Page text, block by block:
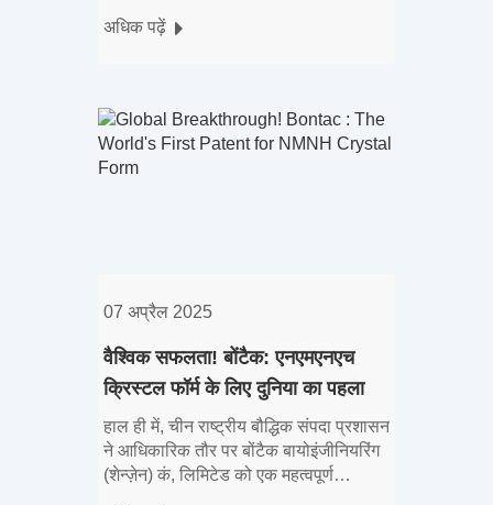
प्रदर्शन करके वैश्विक ध्यान आकर्षित किया।
अधिक पढ़ें
07 अप्रैल 2025
वैश्विक सफलता! बोंटैक: एनएमएनएच
क्रिस्टल फॉर्म के लिए दुनिया का पहला
पेटेंट
हाल ही में, चीन राष्ट्रीय बौद्धिक संपदा प्रशासन
ने आधिकारिक तौर पर बोंटैक बायोइंजीनियरिंग
(शेन्ज़ेन) कं, लिमिटेड को एक महत्वपूर्ण